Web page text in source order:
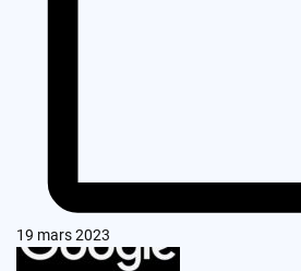
19 mars 2023